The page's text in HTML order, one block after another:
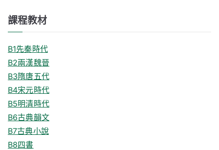
課程教材
B1先秦時代
B2兩漢魏晉
B3隋唐五代
B4宋元時代
B5明清時代
B6古典韻文
B7古典小說
B8四書